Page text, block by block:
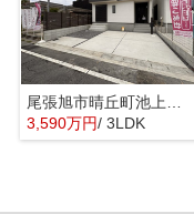
3,590万円/ 3LDK